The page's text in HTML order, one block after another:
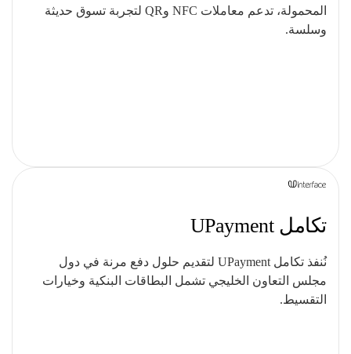
المحمولة، تدعم معاملات NFC وQR لتجربة تسوق حديثة
وسلسة.
تكامل UPayment
نُنفذ تكامل UPayment لتقديم حلول دفع مرنة في دول
مجلس التعاون الخليجي تشمل البطاقات البنكية وخيارات
التقسيط.